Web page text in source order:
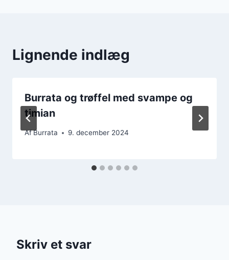
Lignende indlæg
Burrata og trøffel med svampe og
timian
AfBurrata 9. december 2024
Skriv et svar